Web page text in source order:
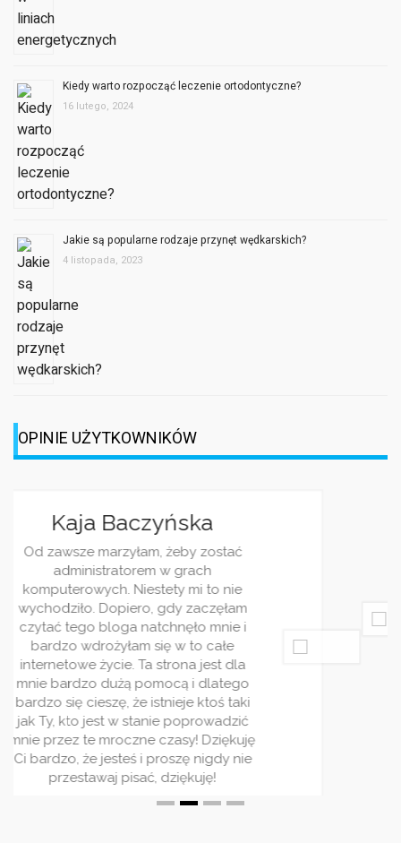
Kiedy warto rozpocząć leczenie ortodontyczne?
Jakie są popularne rodzaje przynęt wędkarskich?
Jestem dziennikarką, z racji pracy i
ciekawości często śledzę różnorakie
blogi. Wasz jest jednym z moich
ulubionych. Piszecie bardzo ciekawie i
rzetelnie. Wpisy pojawiaja się regularnie
i zawsze traktują o jakimś ciekwym
zagadnieniu. Bardzo wszystkim
polecam ten serwis! Jest on stworzony
dla ludzi rządnych rozrywki!
RELATED POSTS